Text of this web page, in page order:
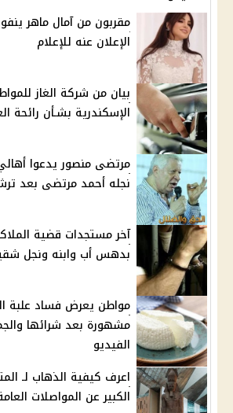
مقربون من آمال ماهر
الإعلان عنه للإعلام
بيان من شركة الغاز
الإسكندرية بشـأن رائحة
مرتضى منصور يدعوا أهالي
نجله أحمد مرتضى بعد
آخر مستجدات قضية
بدهس أب وابنه ونجل
مواطن يعرض فساد علبة
مشهورة بعد شرائها
الفيديو
اعرف كيفية الذهاب لـ
الكبير عن المواصلات